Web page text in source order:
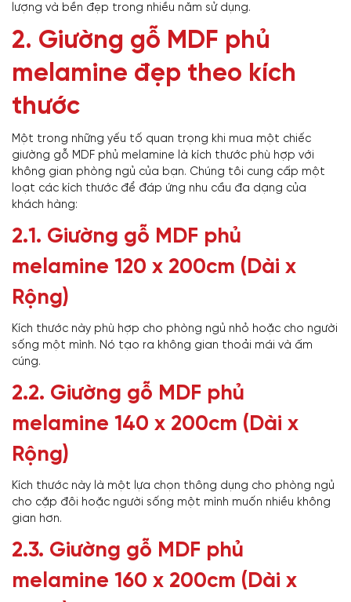
lượng và bền đẹp trong nhiều năm sử dụng.
2. Giường gỗ MDF phủ
melamine đẹp theo kích
thước
Một trong những yếu tố quan trọng khi mua một chiếc
giường gỗ MDF phủ melamine là kích thước phù hợp với
không gian phòng ngủ của bạn. Chúng tôi cung cấp một
loạt các kích thước để đáp ứng nhu cầu đa dạng của
khách hàng:
2.1. Giường gỗ MDF phủ
melamine 120 x 200cm (Dài x
Rộng)
Kích thước này phù hợp cho phòng ngủ nhỏ hoặc cho người
sống một mình. Nó tạo ra không gian thoải mái và ấm
cúng.
2.2. Giường gỗ MDF phủ
melamine 140 x 200cm (Dài x
Rộng)
Kích thước này là một lựa chọn thông dụng cho phòng ngủ
cho cặp đôi hoặc người sống một mình muốn nhiều không
gian hơn.
2.3. Giường gỗ MDF phủ
melamine 160 x 200cm (Dài x